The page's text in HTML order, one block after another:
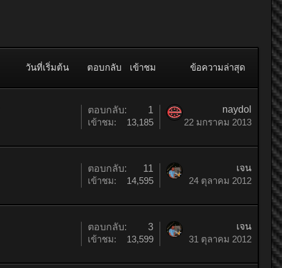
วันที่เริ่มต้น ตอบกลับ เข้าชม ข้อความล่าสุด
ตอบกลับ:
1
เข้าชม:
13,185
naydol
22 มกราคม 2013
ตอบกลับ:
11
เข้าชม:
14,595
เจน
24 ตุลาคม 2012
ตอบกลับ:
3
เข้าชม:
13,599
เจน
31 ตุลาคม 2012